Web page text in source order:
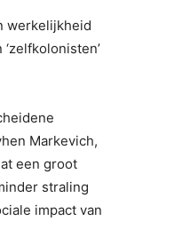
werkelijkheid
Markevich,
een groot
straling
impact van